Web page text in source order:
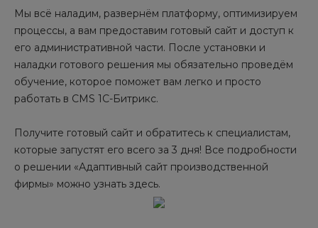
Мы всё наладим, развернём платформу, оптимизируем
процессы, а вам предоставим готовый сайт и доступ к
его административной части. После установки и
наладки готового решения мы обязательно проведём
обучение, которое поможет вам легко и просто
работать в CMS 1С-Битрикс.
Получите готовый сайт и обратитесь к специалистам,
которые запустят его всего за 3 дня! Все подробности
о решении «Адаптивный сайт производственной
фирмы» можно узнать здесь.